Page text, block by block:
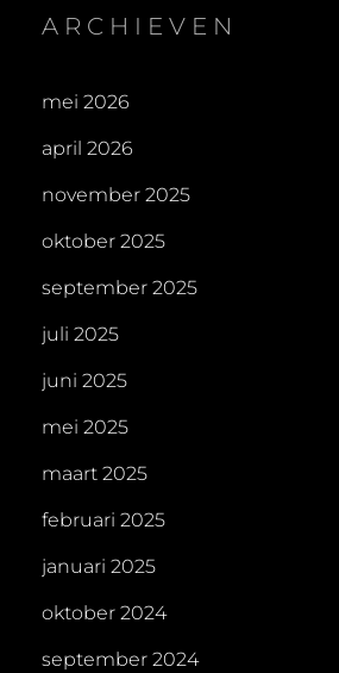
ARCHIEVEN
mei 2026
april 2026
november 2025
oktober 2025
september 2025
juli 2025
juni 2025
mei 2025
maart 2025
februari 2025
januari 2025
oktober 2024
september 2024